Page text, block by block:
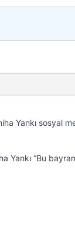
Yankı sosyal
Yankı “Bu